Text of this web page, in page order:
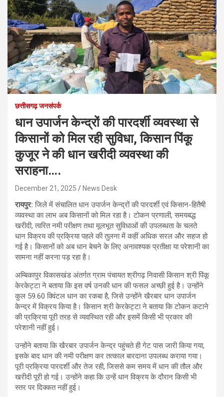
छत्तीसगढ़ जनसंपर्क
धान उपार्जन केन्द्रों की पारदर्शी व्यवस्था से
किसानों को मिल रही सुविधा, किसान पिंकू
कुजूर ने की धान खरीदी व्यवस्था की
सराहना….
December 21, 2025 News Desk
रायपुर:जिले में संचालित धान उपार्जन केन्द्रों की पारदर्शी एवं किसान-हितैषी
व्यवस्था का लाभ अब किसानों को मिल रहा है। टोकन प्रणाली, समयबद्ध
खरीदी, त्वरित नमी परीक्षण तथा मूलभूत सुविधाओं की उपलब्धता के चलते
धान विक्रय की प्रक्रिया पहले की तुलना में कहीं अधिक सरल और सहज हो
गई है। किसानों को अब धान बेचने के लिए अनावश्यक प्रतीक्षा या परेशानी का
सामना नहीं करना पड़ रहा है।
अम्बिकापुर विकासखंड अंतर्गत ग्राम पंचायत श्रीगढ़ निवासी किसान श्री पिंकू
केरकेट्टा ने बताया कि इस वर्ष उनकी धान की फसल अच्छी हुई है। उन्होंने
कुल 59.60 क्विंटल धान का रकबा है, जिसे उन्होंने खैरबार धान उपार्जन
केन्द्र में विक्रय किया है। किसान श्री केरकेट्टा ने बताया कि टोकन कटाने
की प्रक्रिया पूरी तरह से व्यवस्थित रही और इसमें किसी भी प्रकार की
परेशानी नहीं हुई।
उन्होंने बताया कि खैरबार उपार्जन केन्द्र पहुंचते ही गेट पास जारी किया गया,
इसके बाद धान की नमी परीक्षण कर तत्काल बारदाना उपलब्ध कराया गया।
पूरी प्रक्रिया पारदर्शी और तेज रही, जिससे कम समय में धान की तौल और
खरीदी पूरी हो गई। उन्होंने कहा कि उन्हें धान विक्रय के दौरान किसी भी
स्तर पर दिक्कत नहीं हुई।